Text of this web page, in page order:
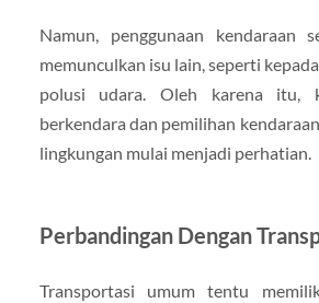
Namun, penggunaan kendaraan
memunculkan isu lain, seperti
polusi udara. Oleh karena itu,
berkendara dan pemilihan
lingkungan mulai menjadi perhatian.
Perbandingan Dengan
Transportasi umum tentu